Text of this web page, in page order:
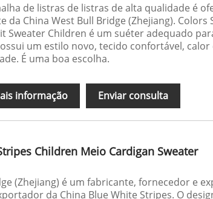
de listras de listras de alta qualidade é
da China West Bull Bridge (Zhejiang). Colors
Sweater Children é um suéter adequado
um estilo novo, tecido confortável, calor
É uma boa escolha.
informação Enviar consulta
Children Meio Cardigan Sweater
(Zhejiang) é um fabricante, fornecedor e
da China Blue White Stripes. O